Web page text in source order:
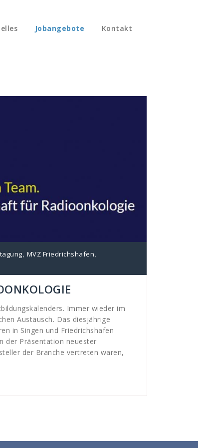
Jobangebote Kontakt
, MVZ Friedrichshafen,
Immer wieder im
Austausch. Das diesjährige
in Singen und Friedrichshafen
der Präsentation neuester
der Branche vertreten waren,